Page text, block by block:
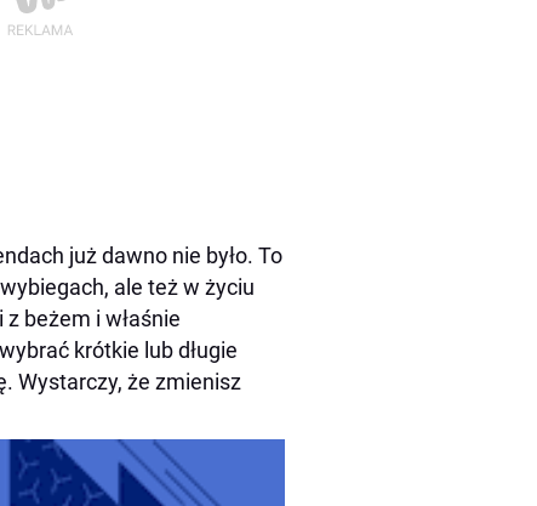
jużdawno nie było. To
ale teżw życiu
z beżem i właśnie
ć krótkie lub długie
. Wystarczy, że zmienisz